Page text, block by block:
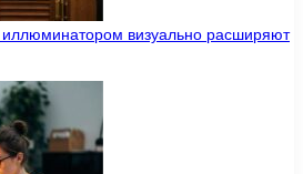
иллюминатором визуально расширяют